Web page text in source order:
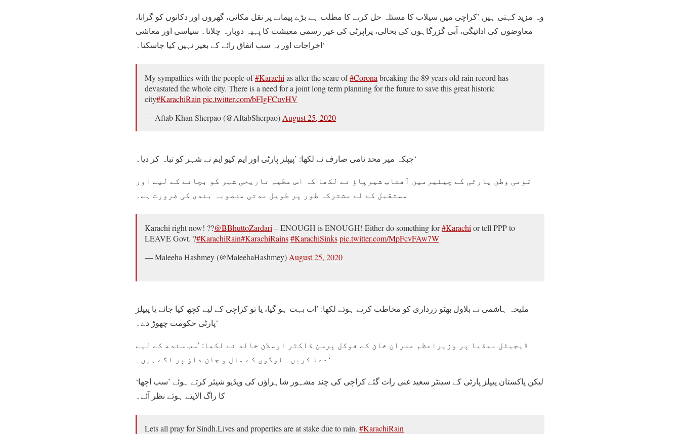
وہ مزید کہتی ہیں ’کراچی میں سیلاب کا مسئلہ حل کرنے کا مطلب ہے بڑے پیمانے پر نقل مکانی، گھروں اور دکانوں کو گرانا،
معاوضوں کی ادائیگی، آبی گزرگاہوں کی بحالی، پراپرٹی کی غیر رسمی معیشت کا پہیہ دوبارہ چلانا۔ سیاسی اور معاشی
اخراجات اور یہ سب اتفاق رائے کے بغیر نہیں کیا جاسکتا۔‘
My sympathies with the people of#Karachi as after the scare of#Corona breaking the 89 years old rain record has
devastated the whole city. There is a need for a joint long term planning for the future to save this great historic
city#KarachiRain pic.twitter.com/bFIgFCuvHV
— Aftab Khan Sherpao (@AftabSherpao) August 25, 2020
جبکہ میر محد نامی صارف نے لکھا: ’پیپلز پارٹی اور ایم کیو ایم نے شہر کو تباہ کر دیا۔‘
قومی وطن پارٹی کے چیئیرمین آفتاب شیرپاؤ نے لکھا کہ اس عظیم تاریخی شہر کو بچانے کے لیے اور
مستقبل کے لے مشترکہ طور پر طویل مدتی منصوبہ بندی کی ضرورت ہے۔
Karachi right now! ??@BBhuttoZardari – ENOUGH is ENOUGH! Either do something for#Karachi or tell PPP to
LEAVE Govt. ?#KarachiRain#KarachiRains#KarachiSinkspic.twitter.com/MpFcvFAw7W
— Maleeha Hashmey (@MaleehaHashmey) August 25, 2020
ملیحہ ہاشمی نے بلاول بھٹو زرداری کو مخاطب کرتے ہوئے لکھا: ’اب بہت ہو گیا، یا تو کراچی کے لیے کچھ کیا جائے یا پیپلز
پارٹی حکومت چھوڑ دے۔‘
ڈیجیٹل میڈیا پر وزیراعظم عمران خان کے فوکل پرسن ڈاکٹر ارسلان خالد نے لکھا: ’سب سندھ کے لیے
دعا کریں۔ لوگوں کے مال و جان داؤ پر لگے ہیں۔‘
لیکن پاکستان پیپلز پارٹی کے سینٹر سعید غنی رات گئے کراچی کی چند مشہور شاہراؤں کی ویڈیو شیئر کرتے ہوئے ’سب اچھا‘
کا راگ الاپتے ہوئے نظر آئے۔
Lets all pray for Sindh.Lives and properties are at stake due to rain. #KarachiRain